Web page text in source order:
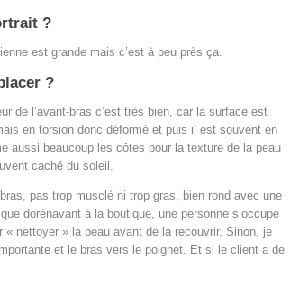
?
est grande mais c’est à peu près ça.
?
de l’avant-bras c’est très bien, car la surface est
en torsion donc déformé et puis il est souvent en
aussi beaucoup les côtes pour la texture de la peau
caché du soleil.
pas trop musclé ni trop gras, bien rond avec une
dorénavant à la boutique, une personne s’occupe
nettoyer » la peau avant de la recouvrir. Sinon, je
et le bras vers le poignet. Et si le client a de